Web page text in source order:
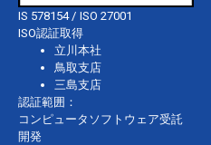
IS 578154 / ISO 27001
ISO認証取得
立川本社
鳥取支店
三島支店
認証範囲：
コンピュータソフトウェア受託
開発